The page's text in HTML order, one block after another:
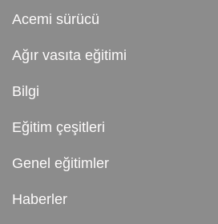
Acemi sürücü
Ağır vasıta eğitimi
Bilgi
Eğitim çeşitleri
Genel eğitimler
Haberler